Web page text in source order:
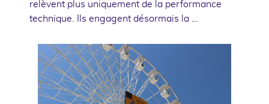
relèvent plus uniquement de la performance
technique. Ils engagent désormais la …